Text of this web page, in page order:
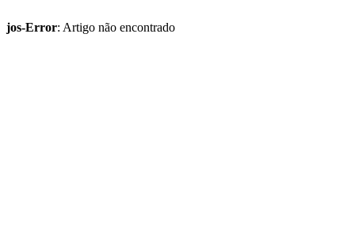
jos-Error: Artigo não encontrado